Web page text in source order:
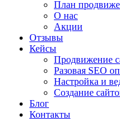
План
О нас
Акции
Отзывы
Кейсы
Продвижение
Разовая SEO
Настройка и
Создание
Блог
Контакты